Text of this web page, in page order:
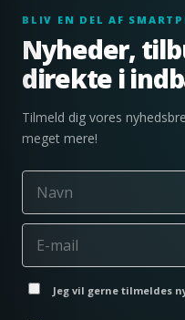
BLIV EN DEL AF
Nyheder,
direkte i
Tilmeld dig vores
meget mere!
Jeg vil gerne tilmeldes